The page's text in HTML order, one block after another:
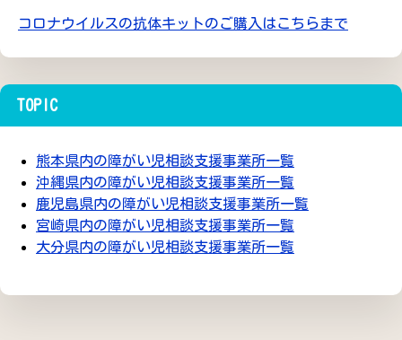
コロナウイルスの抗体キットのご購入はこちらまで
TOPIC
熊本県内の障がい児相談支援事業所一覧
沖縄県内の障がい児相談支援事業所一覧
鹿児島県内の障がい児相談支援事業所一覧
宮崎県内の障がい児相談支援事業所一覧
大分県内の障がい児相談支援事業所一覧